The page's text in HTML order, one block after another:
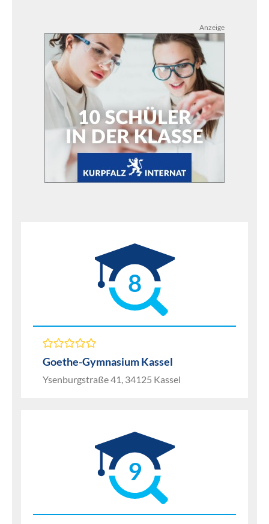
Anzeige
8
Goethe-Gymnasium Kassel
Ysenburgstraße 41, 34125 Kassel
9